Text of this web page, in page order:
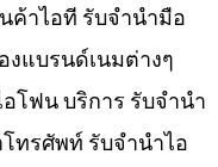
ค้าไอที รับจำนำมือ
แบรนด์เนมต่างๆ
โฟน บริการ รับจำนำ
ทรศัพท์ รับจำนำไอ